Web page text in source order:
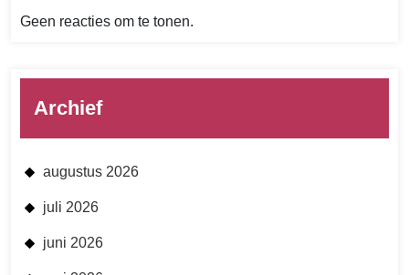
Geen reacties om te tonen.
Archief
augustus 2026
juli 2026
juni 2026